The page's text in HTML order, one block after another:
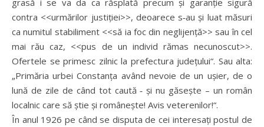
grasă i se va da ca răsplată precum și garanție sigură
contra <<urmărilor justiției>>, deoarece s‑au și luat măsuri
ca numitul stabiliment <<să ia foc din neglijență>> sau în cel
mai rău caz, <<pus de un individ rămas necunoscut>>.
Ofertele se primesc zilnic la prefectura județului“. Sau alta:
„Primăria urbei Constanța având nevoie de un ușier, de o
lună de zile de când tot caută ‑ și nu găsește – un român
localnic care să știe și românește! Avis veterenilor!“.
În anul 1926 pe când se disputa de cei interesați postul de